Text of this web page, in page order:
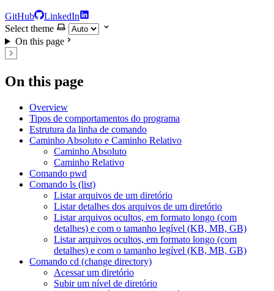
GitHub
LinkedIn
Select theme
On this page
On this page
Overview
Tipos de comportamentos do programa
Estrutura da linha de comando
Caminho Absoluto e Caminho Relativo
Caminho Absoluto
Caminho Relativo
Comando pwd
Comando ls (list)
Listar arquivos de um diretório
Listar detalhes dos arquivos de um diretório
Listar arquivos ocultos, em formato longo (com
detalhes) e com o tamanho legível (KB, MB, GB)
Listar arquivos ocultos, em formato longo (com
detalhes) e com o tamanho legível (KB, MB, GB)
Comando cd (change directory)
Acessar um diretório
Subir um nível de diretório